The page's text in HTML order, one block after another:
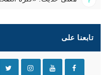
تابعنا على